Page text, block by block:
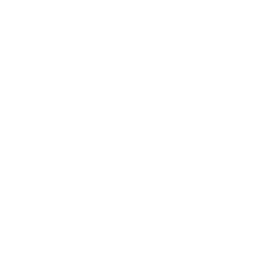
מי שנותן שירותים בתחום
החייבות בתשלום מס ערך
על הכנסותיו למע"מ, למס
להם קבלה לאחר קבלת
מע"מ בגין הוצאותיו. עוסק מורשה מחויב
לביטוח לאומי. עוסק
להם חשבונית מס לאחר